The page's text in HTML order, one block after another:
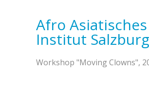
Afro Asiatisches
Institut Salzburg
Workshop "Moving Clowns",